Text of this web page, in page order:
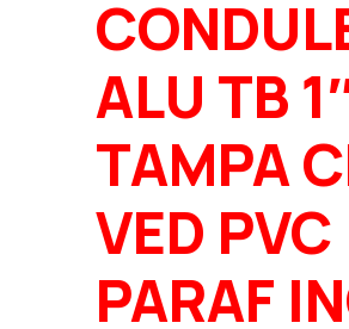
ALU TB
TAMPA
VED PVC
PARAF